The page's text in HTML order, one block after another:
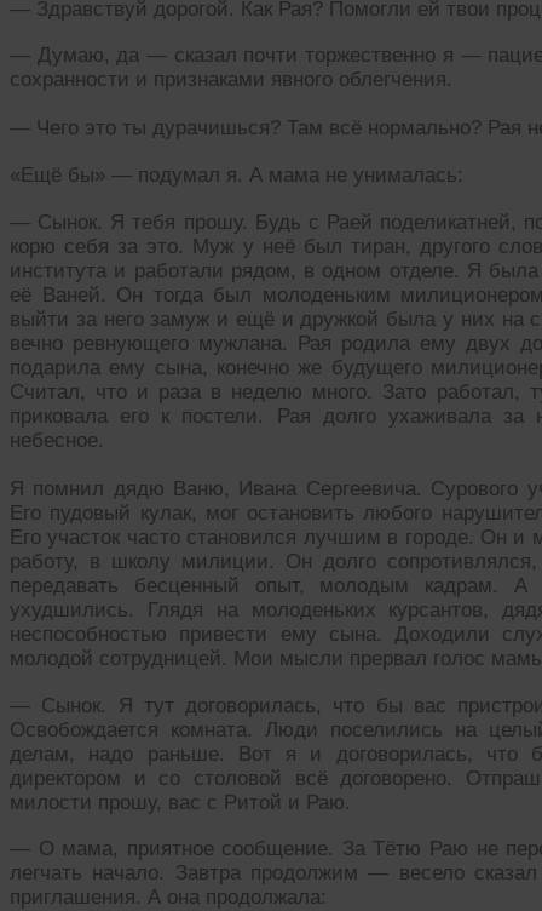
— Здравствуй дорогой. Как Рая? Помогли ей твои
— Думаю, да — сказал почти торжественно я —
сохранности и признаками явного облегчения.
— Чего это ты дурачишься? Там всё нормально? Рая
«Ещё бы» — подумал я. А мама не унималась:
— Сынок. Я тебя прошу. Будь с Раей поделикатней,
корю себя за это. Муж у неё был тиран, другого
института и работали рядом, в одном отделе. Я
её Ваней. Он тогда был молоденьким
выйти за него замуж и ещё и дружкой была у них на
вечно ревнующего мужлана. Рая родила ему двух
подарила ему сына, конечно же будущего
Считал, что и раза в неделю много. Зато работал,
приковала его к постели. Рая долго ухаживала
небесное.
Я помнил дядю Ваню, Ивана Сергеевича. Сурового
Его пудовый кулак, мог остановить любого
Его участок часто становился лучшим в городе. Он
работу, в школу милиции. Он долго
передавать бесценный опыт, молодым кадрам.
ухудшились. Глядя на молоденьких курсантов,
неспособностью привести ему сына. Доходили
молодой сотрудницей. Мои мысли прервал голос
— Сынок. Я тут договорилась, что бы вас
Освобождается комната. Люди поселились на
делам, надо раньше. Вот я и договорилась,
директором и со столовой всё договорено.
милости прошу, вас с Ритой и Раю.
— О мама, приятное сообщение. За Тётю Раю не
легчать начало. Завтра продолжим — весело
приглашения. А она продолжала: